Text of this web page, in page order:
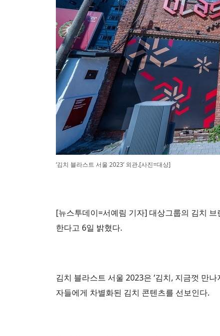
‘김치 블라스트 서울 2023’ 외관.[사진=대상]
[뉴스투데이=서예림 기자] 대상그룹의 김치
한다고 6일 밝혔다.
김치 블라스트 서울 2023은 ‘김치, 지금껏 만
자들에게 차별화된 김치 콘텐츠를 선보인다.